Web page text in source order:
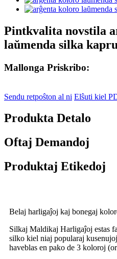
Pintkvalita novstila
laŭmenda silka
Mallonga Priskribo:
Sendu retpoŝton al ni Elŝuti kiel
Produkta Detalo
Oftaj Demandoj
Produktaj Etikedoj
Belaj harligaĵoj kaj bonegaj
Silkaj Maldikaj Harligaĵoj estas
silko kiel niaj popularaj
haveblas en pako de 3 koloroj